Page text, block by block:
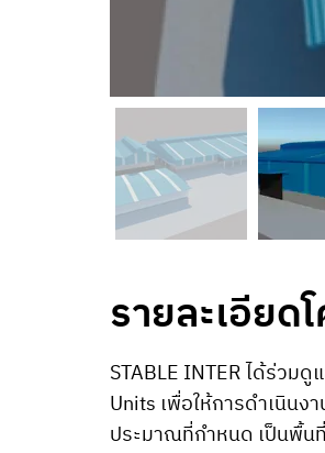
รายละเอียด
STABLE INTER ได้ร่วม
Units เพื่อให้การดำเนินง
ประมาณที่กำหนด เป็นพื้